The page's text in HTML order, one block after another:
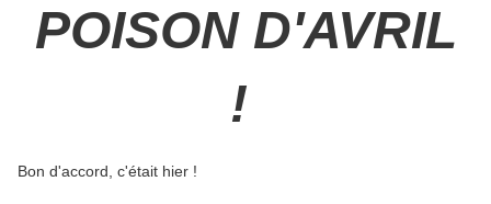
POISON D'AVRIL
!
Bon d'accord, c'était hier !